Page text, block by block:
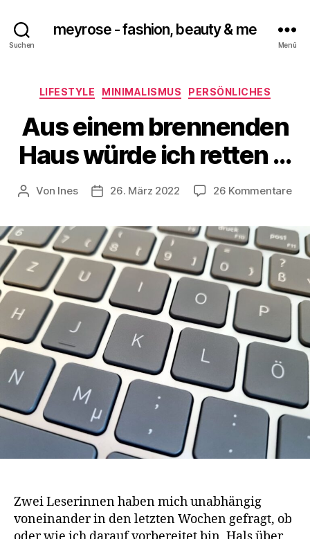
Suchen
meyrose - fashion, beauty & me
Menü
Kategorien
LIFESTYLE MINIMALISMUS PERSÖNLICHES
Aus einem brennenden
Haus würde ich retten …
Beitragsautor
Von Ines Veröffentlichungsdatum
26. März 2022 26 Kommentarezu
Zwei Leserinnen haben mich unabhängig
voneinander in den letzten Wochen gefragt, ob